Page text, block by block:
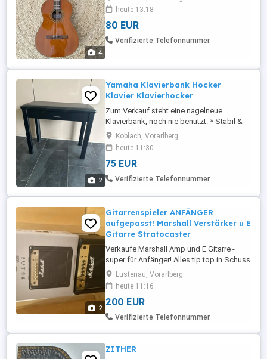
4
Musikladen repariert werden. Ansonsten
in einem Top Zustand. Inklusive
gepolsterten Gitarrensack als Rucksack
tragbar.
heute 13:18
80 EUR
Verifizierte Telefonnummer
2
Yamaha Klavierbank Hocker
Klavier Klavierhocker
Zum Verkauf steht eine nagelneue
Klavierbank, noch nie benutzt. * Stabil &
hochwertig verarbeitet ideal für Klavier
oder E-Piano * Bequeme Sitzfläche für
längeres Spielen * Klassisches, elegantes
Design in Schwarz (zeitlos & passend zu
jedem Instrument) Perfekt für Einsteiger,
Koblach, Vorarlberg
heute 11:30
75 EUR
Verifizierte Telefonnummer
2
Gitarrenspieler ANFÄNGER
aufgepasst! Marshall Verstärker u E
Gitarre Stratocaster
Verkaufe Marshall Amp und E Gitarre -
super für Anfänger! Alles tip top in Schuss
Lustenau, Vorarlberg
heute 11:16
200 EUR
Verifizierte Telefonnummer
ZITHER